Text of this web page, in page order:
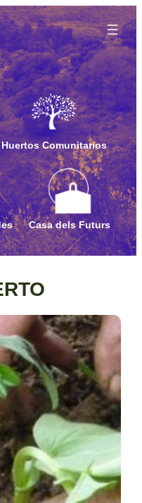
Huertos Comunitarios
Casa dels Futurs